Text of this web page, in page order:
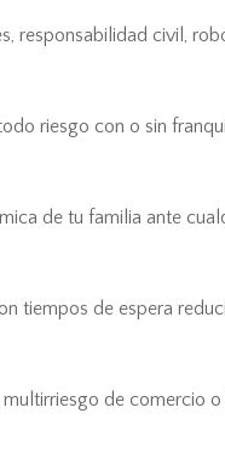
responsabilidad civil,
riesgo con o sin
de tu familia ante
tiempos de espera
de comercio